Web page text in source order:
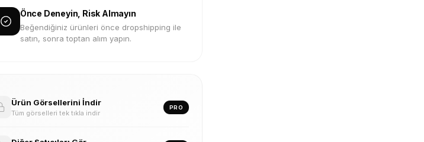
Önce Deneyin, Risk Almayın
Beğendiğiniz ürünleri önce dropshipping ile
satın, sonra toptan alım yapın.
Ürün Görsellerini İndir
Tüm görselleri tek tıkla indir
PRO